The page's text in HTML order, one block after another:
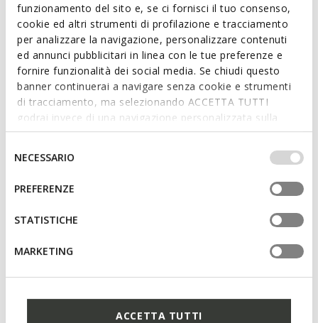
funzionamento del sito e, se ci fornisci il tuo consenso,
cookie ed altri strumenti di profilazione e tracciamento
per analizzare la navigazione, personalizzare contenuti
ed annunci pubblicitari in linea con le tue preferenze e
fornire funzionalità dei social media. Se chiudi questo
banner continuerai a navigare senza cookie e strumenti
di tracciamento, ma selezionando ACCETTA TUTTI
godrai invece di una navigazione personalizzata sulla
base dei tuoi gusti ed interessi. Selezionando
IMPOSTAZIONI potrai anche scegliere quali cookies ed
altri strumenti di tracciamento autorizzare. Per maggiori
informazioni o per modificare in qualsiasi momento le
tue impostazioni, visita la nostra
del
consenso
NECESSARIO
PREFERENZE
STATISTICHE
MARKETING
ACCETTA TUTTI
Ultra-cushioning breathable loafer for women with a
contemporary aesthetic and dynamic feel. This mud-brown
version has been made of soft suede and fabric for a casual
look and plenty of versatile potential. Spherica™ EC1 is the
ideal way to round off everyday dressing at the start of the
season, keeping you light on your feet and comfortable as
you get around town.
Read more
Features
supporting Leather Working Group certified
Enhanced cushioning effect based on the Zero Shock
System
Quick and easy to put on